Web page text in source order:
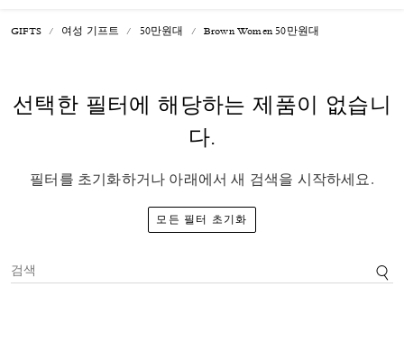
GIFTS 여성 기프트 50만원대 Brown Women 50만원대
선택한 필터에 해당하는 제품이 없습니
다.
필터를 초기화하거나 아래에서 새 검색을 시작하세요.
모든 필터 초기화